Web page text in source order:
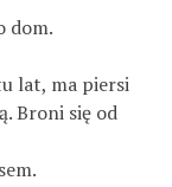
dom.
lat, ma piersi
Broni się od